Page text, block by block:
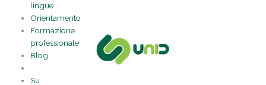
lingue
Orientamento
Formazione
professionale
Blog
Su